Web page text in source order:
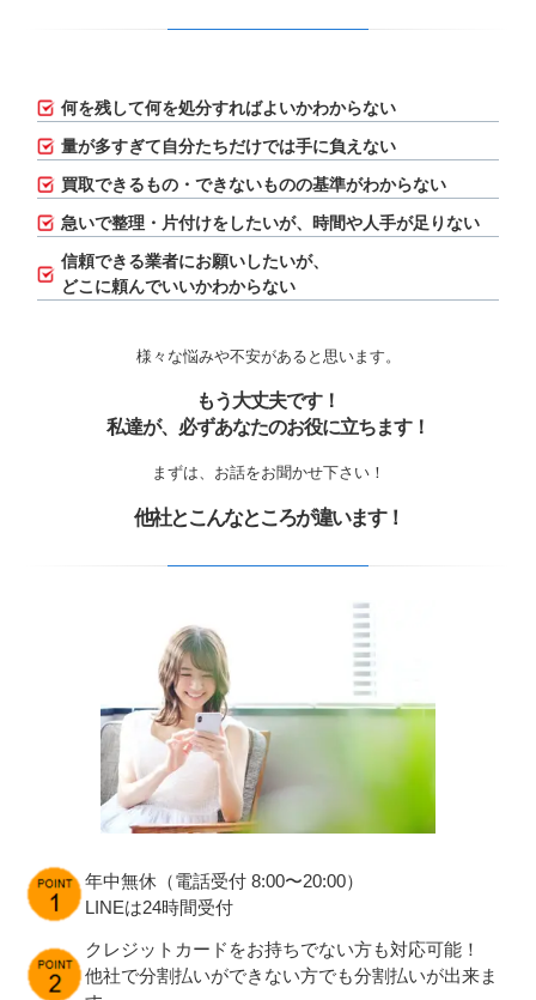
何を残して何を処分すればよいかわからない
量が多すぎて自分たちだけでは手に負えない
買取できるもの・できないものの基準がわからない
急いで整理・片付けをしたいが、 時間や人手が足りない
信頼できる業者にお願いしたいが、
どこに頼んでいいかわからない
様々な悩みや不安があると思います。
もう大丈夫です！
私達が、必ずあなたのお役に立ちます！
まずは、お話をお聞かせ下さい！
他社とこんなところが違います！
年中無休（電話受付 8:00〜20:00）
LINEは24時間受付
クレジットカードをお持ちでない方も対応可能！
他社で分割払いができない方でも分割払いが出来ま